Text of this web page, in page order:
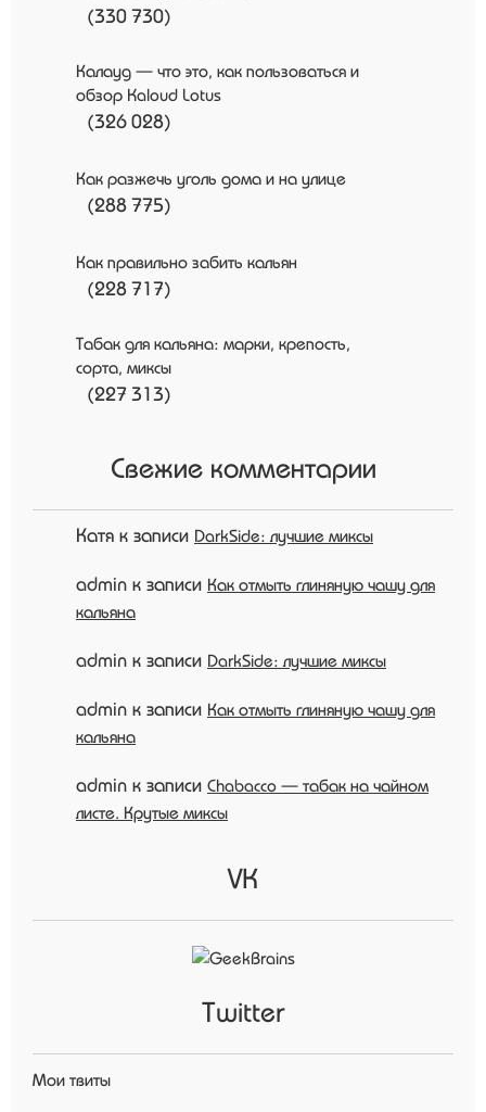
(330 730)
Калауд — что это, как пользоваться и
обзор Kaloud Lotus
(326 028)
Как разжечь уголь дома и на улице
(288 775)
Как правильно забить кальян
(228 717)
Табак для кальяна: марки, крепость,
сорта, миксы
(227 313)
Свежие комментарии
Катя к записи DarkSide: лучшие миксы
admin к записи Как отмыть глиняную чашу для
кальяна
admin к записи DarkSide: лучшие миксы
admin к записи Как отмыть глиняную чашу для
кальяна
admin к записи Chabacco — табак на чайном
листе. Крутые миксы
VK
Twitter
Мои твиты